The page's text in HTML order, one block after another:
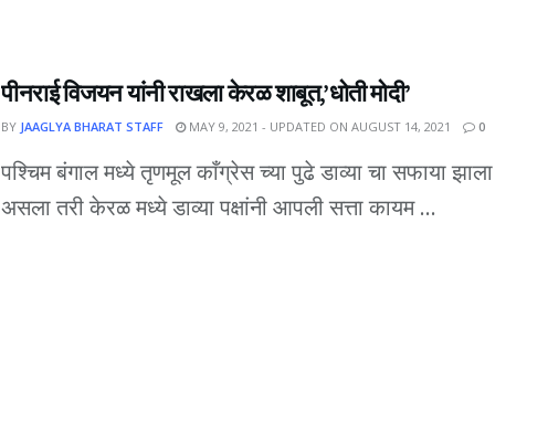
पीनराई विजयन यांनी राखला केरळ शाबूत,’धोती मोदी’
BY JAAGLYA BHARAT STAFF MAY 9, 2021 - UPDATED ON AUGUST 14, 2021 0
पश्‍चिम बंगाल मध्ये तृणमूल काँग्रेस च्या पुढे डाव्या चा सफाया झाला
असला तरी केरळ मध्ये डाव्या पक्षांनी आपली सत्ता कायम ...